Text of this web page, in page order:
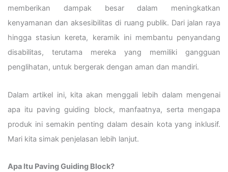
memberikan dampak besar dalam meningkatkan
kenyamanan dan aksesibilitas di ruang publik. Dari jalan raya
hingga stasiun kereta, keramik ini membantu penyandang
disabilitas, terutama mereka yang memiliki gangguan
penglihatan, untuk bergerak dengan aman dan mandiri.
Dalam artikel ini, kita akan menggali lebih dalam mengenai
apa itu paving guiding block, manfaatnya, serta mengapa
produk ini semakin penting dalam desain kota yang inklusif.
Mari kita simak penjelasan lebih lanjut.
Apa Itu Paving Guiding Block?